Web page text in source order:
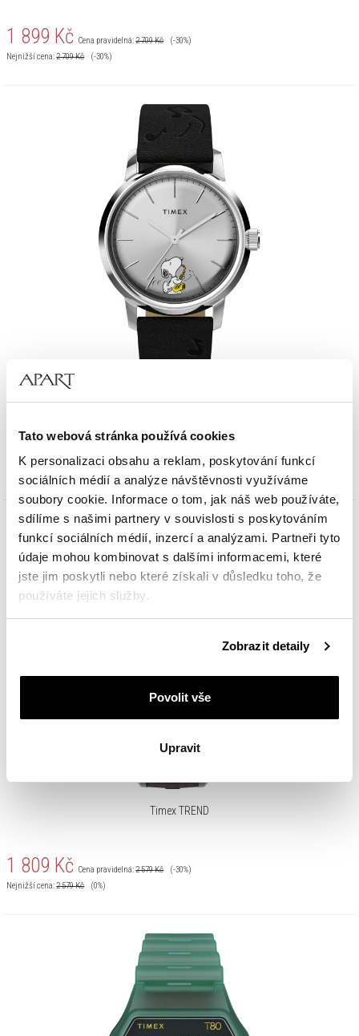
Tato webová stránka používá cookies
K personalizaci obsahu a reklam, poskytování funkcí
sociálních médií a analýze návštěvnosti využíváme
soubory cookie. Informace o tom, jak náš web používáte,
sdílíme s našimi partnery v souvislosti s poskytováním
funkcí sociálních médií, inzercí a analýzami. Partneři tyto
údaje mohou kombinovat s dalšími informacemi, které
jste jim poskytli nebo které získali v důsledku toho, že
používáte jejich služby.
Zásadách ochrany osobních údajů
Zobrazit detaily
Povolit vše
Upravit
1 899 Kč Cena pravidelná:2 709Kč
(-30%)
Nejnižší cena:2 709Kč (-30%)
7 939
Timex TREND
1 809 Kč Cena pravidelná:2 579Kč
(-30%)
Nejnižší cena:2 579Kč (0%)